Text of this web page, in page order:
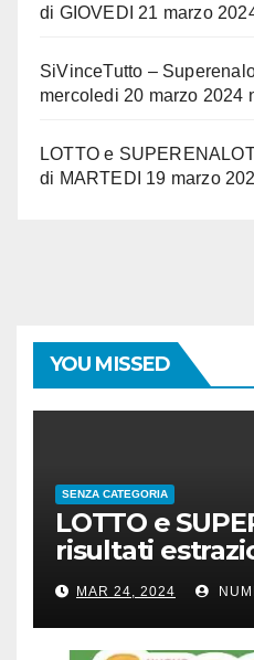
di GIOVEDI 21 marzo
SiVinceTutto –
mercoledi 20 marzo 2024
LOTTO e
di MARTEDI 19 marzo
YOU MISSED
SENZA CATEGORIA
LOTTO e
risultati
23 marzo 2024
MAR 24, 2024